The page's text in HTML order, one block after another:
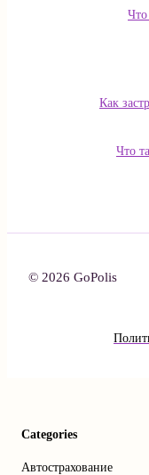
Что
Как
Что
© 2026 GoPolis
Categories
Автострахование